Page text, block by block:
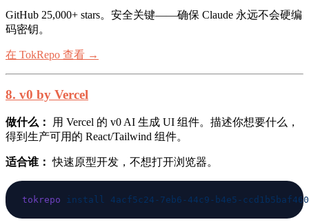
GitHub 25,000+ stars。安全关键——确保 Claude 永远不会硬编
码密钥。
在 TokRepo 查看 →
8. v0 by Vercel
做什么：
用 Vercel 的 v0 AI 生成 UI 组件。描述你想要什么，
得到生产可用的 React/Tailwind 组件。
适合谁： 快速原型开发，不想打开浏览器。
tokrepo install